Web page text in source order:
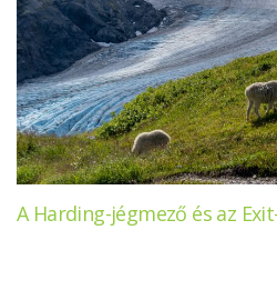
A Harding-jégmező és az